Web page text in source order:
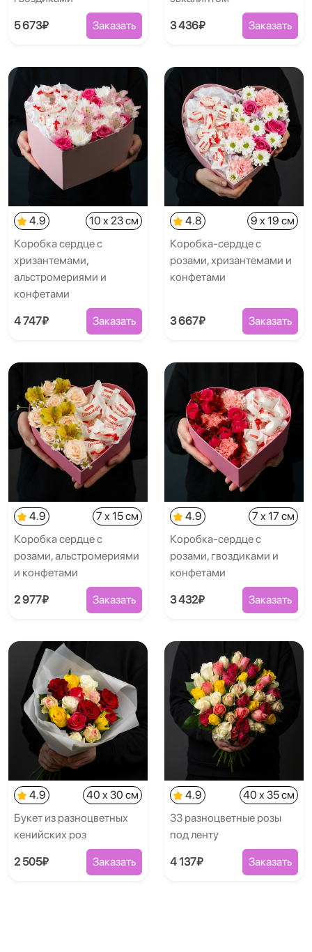
5 673₽ Заказать 3 436₽ Заказать
4.9
10 x 23 см
Коробка сердце с
хризантемами,
альстромериями и
конфетами
4 747₽ Заказать
4.8
9 x 19 см
Коробка-сердце с
розами, хризантемами и
конфетами
3 667₽ Заказать
4.9
7 x 15 см
Коробка сердце с
розами, альстромериями
и конфетами
2 977₽ Заказать
4.9
7 x 17 см
Коробка-сердце с
розами, гвоздиками и
конфетами
3 432₽ Заказать
4.9
40 x 30 см
Букет из разноцветных
кенийских роз
2 505₽ Заказать
4.9
40 x 35 см
33 разноцветные розы
под ленту
4 137₽ Заказать